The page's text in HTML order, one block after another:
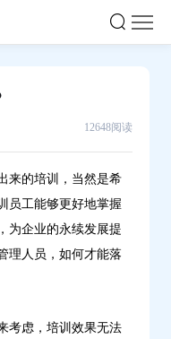
12648阅读
来的培训，当然是希
员工能够更好地掌握
为企业的永续发展提
理人员，如何才能落
考虑，培训效果无法